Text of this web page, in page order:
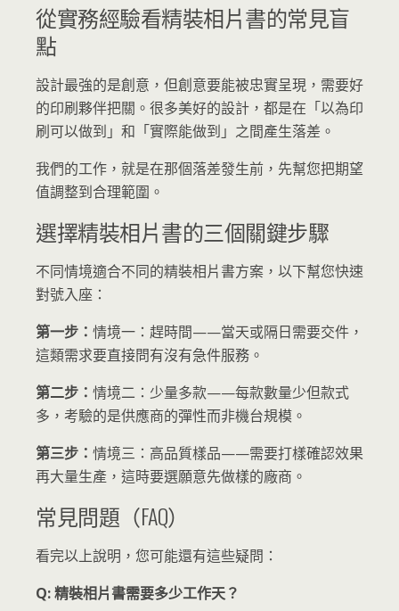
從實務經驗看精裝相片書的常見盲
點
設計最強的是創意，但創意要能被忠實呈現，需要好
的印刷夥伴把關。很多美好的設計，都是在「以為印
刷可以做到」和「實際能做到」之間產生落差。
我們的工作，就是在那個落差發生前，先幫您把期望
值調整到合理範圍。
選擇精裝相片書的三個關鍵步驟
不同情境適合不同的精裝相片書方案，以下幫您快速
對號入座：
第一步： 情境一：趕時間——當天或隔日需要交件，
這類需求要直接問有沒有急件服務。
第二步： 情境二：少量多款——每款數量少但款式
多，考驗的是供應商的彈性而非機台規模。
第三步： 情境三：高品質樣品——需要打樣確認效果
再大量生產，這時要選願意先做樣的廠商。
常見問題（FAQ）
看完以上說明，您可能還有這些疑問：
Q: 精裝相片書需要多少工作天？